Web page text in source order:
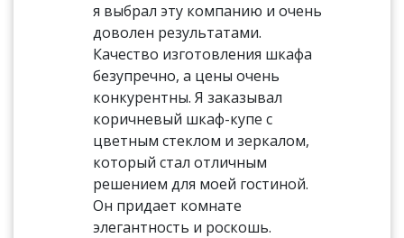
я выбрал эту компанию и очень
доволен результатами.
Качество изготовления шкафа
безупречно, а цены очень
конкурентны. Я заказывал
коричневый шкаф-купе с
цветным стеклом и зеркалом,
который стал отличным
решением для моей гостиной.
Он придает комнате
элегантность и роскошь.